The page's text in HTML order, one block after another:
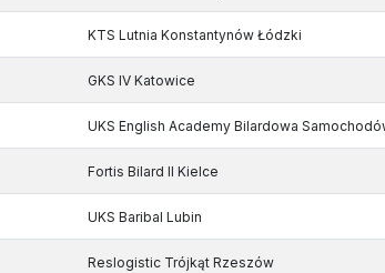
KTS Lutnia Konstantynów Łódzki
GKS IV Katowice
UKS English Academy Bilardowa
Fortis Bilard II Kielce
UKS Baribal Lubin
Reslogistic Trójkąt Rzeszów